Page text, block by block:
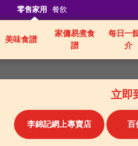
零售家用 餐飲
美味食譜
家傭易煮食
譜
每日一
介
立即
李錦記網上專賣店 百